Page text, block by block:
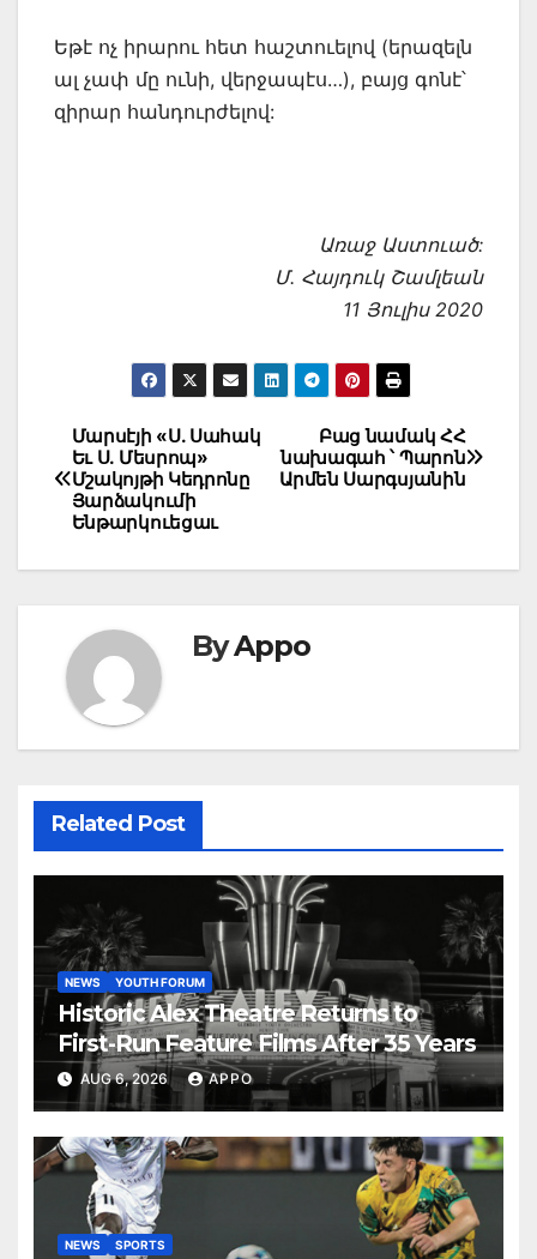
Եթէ ոչ իրարու հետ հաշտուելով (երազելն
ալ չափ մը ունի, վերջապէս…), բայց գոնէ՝
զիրար հանդուրժելով:
Առաջ Աստուած:
Մ. Հայդուկ Շամլեան
11 Յուլիս 2020
Post
navigation
Բաց նամակ ՀՀ
նախագահ ՝ Պարոն
Արմեն Սարգսյանին
Մարսէյի «Ս. Սահակ
Եւ Ս. Մեսրոպ»
Մշակոյթի Կեդրոնը
Յարձակումի
Ենթարկուեցաւ
ByAppo
Related Post
NEWS YOUTH FORUM
Historic Alex Theatre Returns to
First-Run Feature Films After 35 Years
AUG 6, 2026 APPO
NEWS SPORTS